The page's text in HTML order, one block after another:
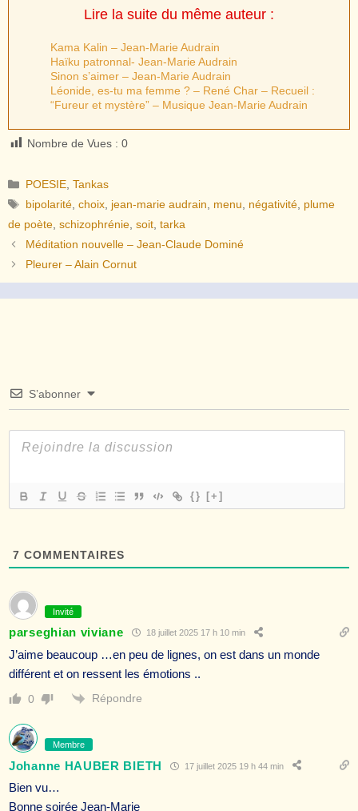
Lire la suite du même auteur :
Kama Kalin – Jean-Marie Audrain
Haïku patronnal- Jean-Marie Audrain
Sinon s’aimer – Jean-Marie Audrain
Léonide, es-tu ma femme ? – René Char – Recueil :
“Fureur et mystère” – Musique Jean-Marie Audrain
Nombre de Vues : 0
Catégories
POESIE ,Tankas
Étiquettes
bipolarité ,choix jean-marie audrain menu négativité plume
de poète schizophrénie soit tarka
Méditation nouvelle – Jean-Claude Dominé
Pleurer – Alain Cornut
S’abonner
{} [+]
7 COMMENTAIRES
Invité
parseghian viviane 18 juillet 2025 17 h 10 min
J’aime beaucoup …en peu de lignes, on est dans un monde
différent et on ressent les émotions ..
0 Répondre
Membre
Johanne HAUBER BIETH 17 juillet 2025 19 h 44 min
Bien vu…
Bonne soirée Jean-Marie